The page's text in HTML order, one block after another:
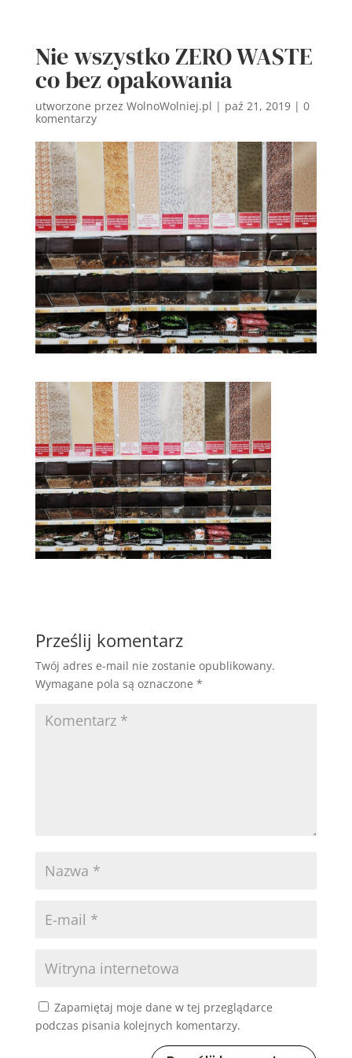
Nie wszystko ZERO WASTE
co bez opakowania
utworzone przez WolnoWolniej.pl | paź 21, 2019| 0
komentarzy
Prześlij komentarz
Twój adres e-mail nie zostanie opublikowany.
Wymagane pola są oznaczone *
Zapamiętaj moje dane w tej przeglądarce
podczas pisania kolejnych komentarzy.